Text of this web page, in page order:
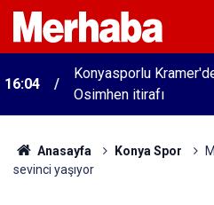
16:04
Konyasporlu
Osimhen itirafı
Anasayfa Konya Spor
sevinci yaşıyor